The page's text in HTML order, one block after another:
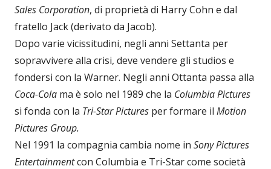
Sales Corporation, di proprietà di Harry Cohn e dal
fratello Jack (derivato da Jacob).
Dopo varie vicissitudini, negli anni Settanta per
sopravvivere alla crisi, deve vendere gli studios e
fondersi con la Warner. Negli anni Ottanta passa alla
Coca-Cola ma è solo nel 1989 che la Columbia Pictures
si fonda con la Tri-Star Pictures per formare il Motion
Pictures Group.
Nel 1991 la compagnia cambia nome in Sony Pictures
Entertainmentcon Columbia e Tri-Star come società